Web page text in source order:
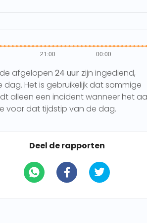
afgelopen 24 uur zijn ingediend,
Het is gebruikelijk dat sommige
alleen een incident wanneer het
voor dat tijdstip van de dag.
Deel de rapporten